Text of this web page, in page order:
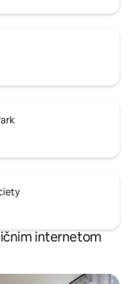
internetom